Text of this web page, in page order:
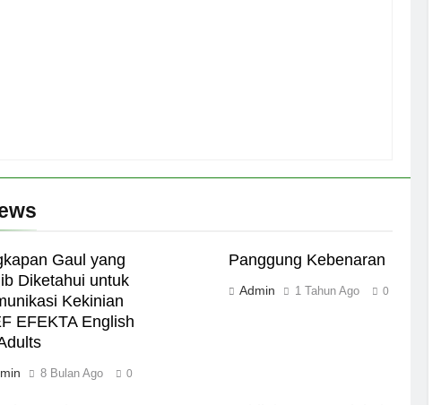
Gaul yang
Diketahui untuk
Kekinian
EFEKTA English
8 Bulan Ago 0
Panggung Kebenaran
Admin 1 Tahun Ago 0